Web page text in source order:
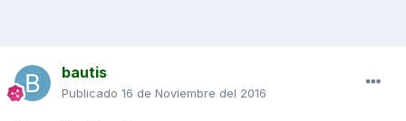
bautis
Publicado 16 de Noviembre del 2016